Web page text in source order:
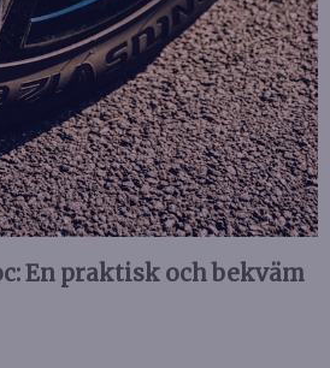
En praktisk och bekväm